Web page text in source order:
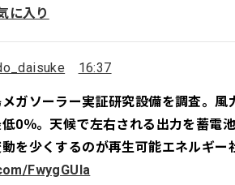
に入り
16:37
ガソーラー実証研究設備を調査。風
0％。天候で左右される出力を蓄電
を少くするのが再生可能エネルギー
FwygGUIa